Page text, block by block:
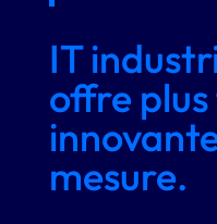
IT
offre
mesure.